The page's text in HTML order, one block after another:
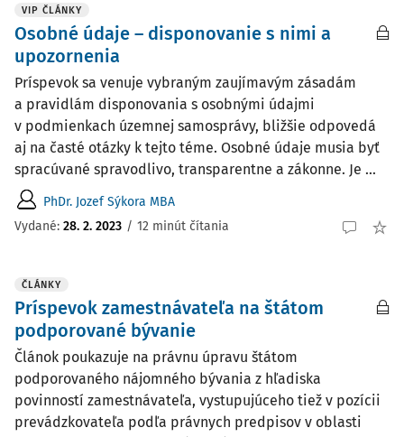
VIP ČLÁNKY
Osobné údaje – disponovanie s nimi a
upozornenia
Príspevok sa venuje vybraným zaujímavým zásadám
a pravidlám disponovania s osobnými údajmi
v podmienkach územnej samosprávy, bližšie odpovedá
aj na časté otázky k tejto téme. Osobné údaje musia byť
spracúvané spravodlivo, transparentne a zákonne. Je ...
PhDr. Jozef Sýkora MBA
Vydané: 28. 2. 2023 / 12 minút čítania
ČLÁNKY
Príspevok zamestnávateľa na štátom
podporované bývanie
Článok poukazuje na právnu úpravu štátom
podporovaného nájomného bývania z hľadiska
povinností zamestnávateľa, vystupujúceho tiež v pozícii
prevádzkovateľa podľa právnych predpisov v oblasti